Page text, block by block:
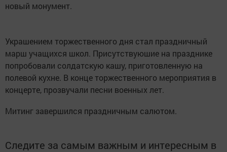
новый монумент.
Украшением торжественного дня стал праздничный
марш учащихся школ. Присутствуюшие на празднике
попробовали солдатскую кашу, приготовленную на
полевой кухне. В конце торжественного мероприятия в
концерте, прозвучали песни военных лет.
Митинг завершился праздничным салютом.
Следите за самым важным и интересным в